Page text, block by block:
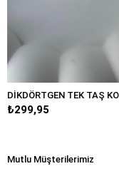
TEK TAŞ KOLYE
Mutlu Müşterilerimiz